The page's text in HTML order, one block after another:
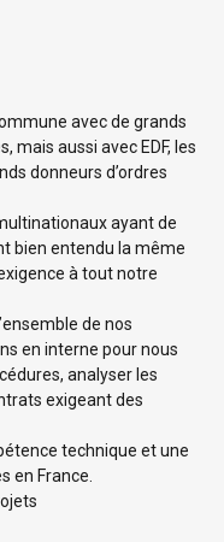
avec de grands
mais aussi avec EDF, les
donneurs d’ordres
ayant de
bien entendu la même
à tout notre
de nos
en interne pour nous
analyser les
exigeant des
technique et une
en France.